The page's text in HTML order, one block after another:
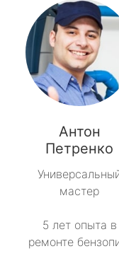
Антон
Петренко
мастер
5 лет опыта в
ремонте